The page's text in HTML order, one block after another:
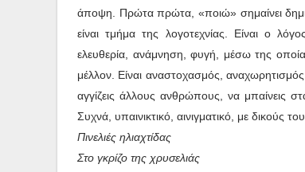
άποψη. Πρώτα πρώτα, «ποιώ» σημαίνει
είναι τμήμα της λογοτεχνίας. Είναι ο
ελευθερία, ανάμνηση, φυγή, μέσω της
μέλλον. Είναι αναστοχασμός,
αγγίζεις άλλους ανθρώπους, να μπαίνεις
Συχνά, υπαινικτικό, αινιγματικό, με δικούς
Πινελιές ηλιαχτίδας
Στο γκρίζο της χρυσελιάς